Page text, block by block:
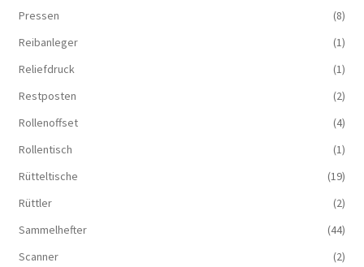
Pressen
(8)
Reibanleger
(1)
Reliefdruck
(1)
Restposten
(2)
Rollenoffset
(4)
Rollentisch
(1)
Rütteltische
(19)
Rüttler
(2)
Sammelhefter
(44)
Scanner
(2)